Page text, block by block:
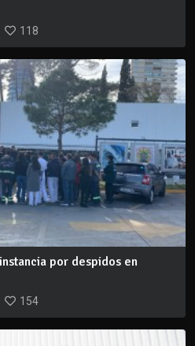
118
por despidos en
154